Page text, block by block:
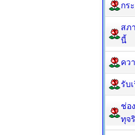
กร
สภ
นี้
คว
รับ
ช่อ
ทุจ